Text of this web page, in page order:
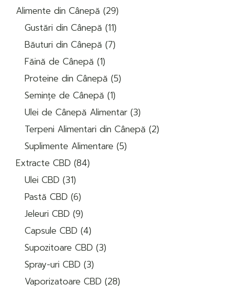
Alimente din Cânepă 2929
de
produse
Gustări din Cânepă 1111
produse
Băuturi din Cânepă 77
produse
Făină de Cânepă 11
produs
Proteine din Cânepă 55
produse
Semințe de Cânepă 11
produs
Ulei de Cânepă Alimentar 33
produse
Terpeni Alimentari din Cânepă 22
produse
Suplimente Alimentare 55
produse
Extracte CBD 8484
de
Ulei CBD 3131
de
produse
Pastă CBD 66
produse
Jeleuri CBD 99
produse
Capsule CBD 44
produse
Supozitoare CBD 33
produse
Spray-uri CBD 33
produse
Vaporizatoare CBD 2828